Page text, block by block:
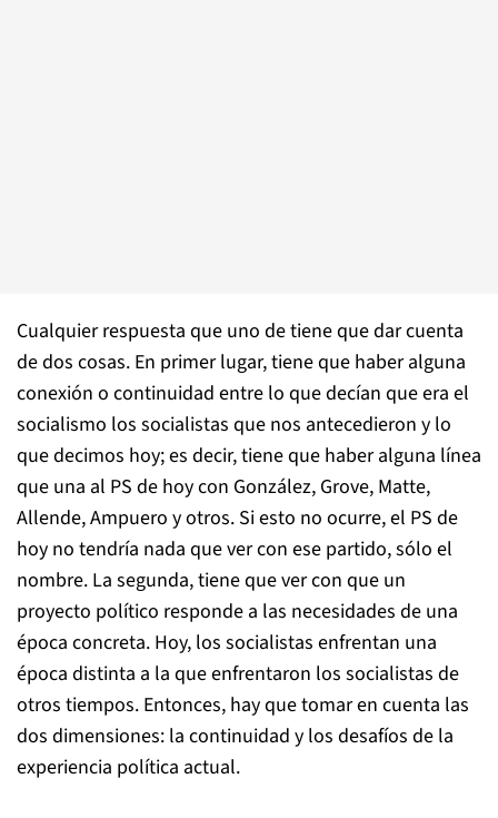
Cualquier respuesta que uno de tiene que dar cuenta
de dos cosas. En primer lugar, tiene que haber alguna
conexión o continuidad entre lo que decían que era el
socialismo los socialistas que nos antecedieron y lo
que decimos hoy; es decir, tiene que haber alguna línea
que una al PS de hoy con González, Grove, Matte,
Allende, Ampuero y otros. Si esto no ocurre, el PS de
hoy no tendría nada que ver con ese partido, sólo el
nombre. La segunda, tiene que ver con que un
proyecto político responde a las necesidades de una
época concreta. Hoy, los socialistas enfrentan una
época distinta a la que enfrentaron los socialistas de
otros tiempos. Entonces, hay que tomar en cuenta las
dos dimensiones: la continuidad y los desafíos de la
experiencia política actual.